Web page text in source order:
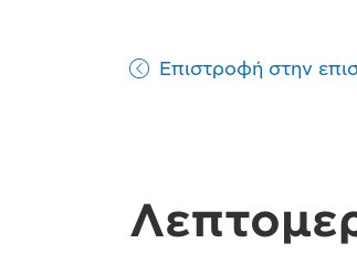
Επιστροφή στην